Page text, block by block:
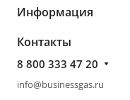
Информация
Контакты
8 800 333 47 20
info@businessgas.ru